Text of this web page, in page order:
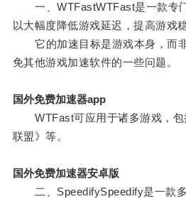
一、WTFastWTFast是一款专
以大幅度降低游戏延迟，提高游戏
它的加速目标是游戏本身，而
免其他游戏加速软件的一些问题。
国外免费加速器app
WTFast可应用于诸多游戏，包
联盟》等。
国外免费加速器安卓版
二、SpeedifySpeedify是一款多